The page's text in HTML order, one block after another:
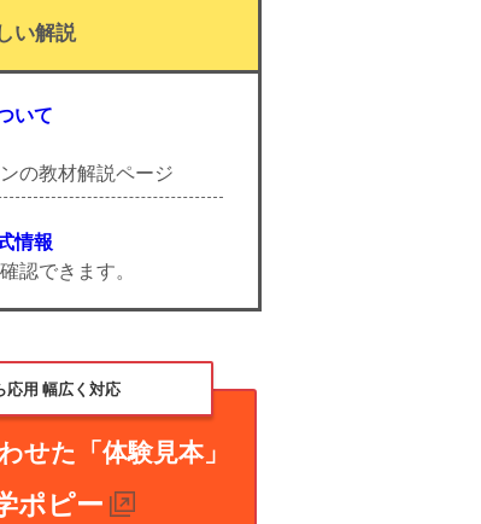
い解説
いて
の教材解説ページ
情報
認できます。
応用 幅広く対応
せた「体験見本」
ポピー